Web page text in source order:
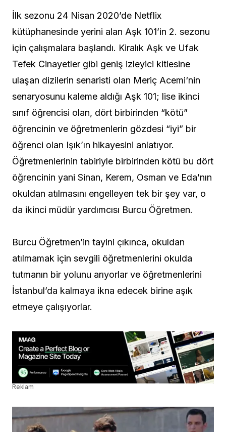
İlk sezonu 24 Nisan 2020’de Netflix
kütüphanesinde yerini alan Aşk 101’in 2. sezonu
için çalışmalara başlandı. Kiralık Aşk ve Ufak
Tefek Cinayetler gibi geniş izleyici kitlesine
ulaşan dizilerin senaristi olan Meriç Acemi‘nin
senaryosunu kaleme aldığı Aşk 101; lise ikinci
sınıf öğrencisi olan, dört birbirinden “kötü”
öğrencinin ve öğretmenlerin gözdesi “iyi” bir
öğrenci olan Işık’ın hikayesini anlatıyor.
Öğretmenlerinin tabiriyle birbirinden kötü bu dört
öğrencinin yani Sinan, Kerem, Osman ve Eda’nın
okuldan atılmasını engelleyen tek bir şey var, o
da ikinci müdür yardımcısı Burcu Öğretmen.
Burcu Öğretmen’in tayini çıkınca, okuldan
atılmamak için sevgili öğretmenlerini okulda
tutmanın bir yolunu arıyorlar ve öğretmenlerini
İstanbul’da kalmaya ikna edecek birine aşık
etmeye çalışıyorlar.
Reklam